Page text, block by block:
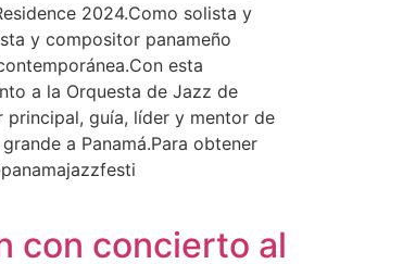
2024.Como solista y
y compositor panameño
esta
a la Orquesta de Jazz de
principal, guía, líder y mentor de
a Panamá.Para obtener
con concierto al